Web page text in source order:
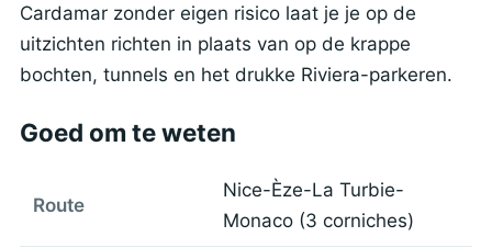
Cardamar zonder eigen risico laat je je op de
uitzichten richten in plaats van op de krappe
bochten, tunnels en het drukke Riviera-parkeren.
Goed om te weten
Route
Nice-Èze-La Turbie-
Monaco (3 corniches)